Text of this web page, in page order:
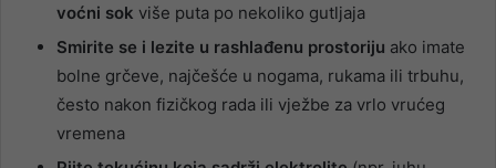
voćni sok više puta po nekoliko gutljaja
Smirite se i lezite u rashlađenu prostoriju ako imate
bolne grčeve, najčešće u nogama, rukama ili trbuhu,
često nakon fizičkog rada ili vježbe za vrlo vrućeg
vremena